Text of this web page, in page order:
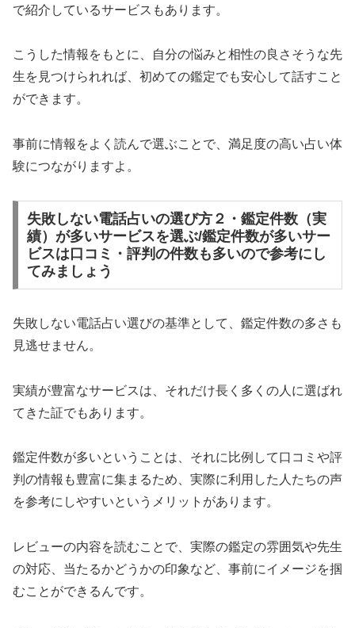
で紹介しているサービスもあります。
こうした情報をもとに、自分の悩みと相性の良さそうな先
生を見つけられれば、初めての鑑定でも安心して話すこと
ができます。
事前に情報をよく読んで選ぶことで、満足度の高い占い体
験につながりますよ。
失敗しない電話占いの選び方２・鑑定件数（実
績）が多いサービスを選ぶ/鑑定件数が多いサー
ビスは口コミ・評判の件数も多いので参考にし
てみましょう
失敗しない電話占い選びの基準として、鑑定件数の多さも
見逃せません。
実績が豊富なサービスは、それだけ長く多くの人に選ばれ
てきた証でもあります。
鑑定件数が多いということは、それに比例して口コミや評
判の情報も豊富に集まるため、実際に利用した人たちの声
を参考にしやすいというメリットがあります。
レビューの内容を読むことで、実際の鑑定の雰囲気や先生
の対応、当たるかどうかの印象など、事前にイメージを掴
むことができるんです。